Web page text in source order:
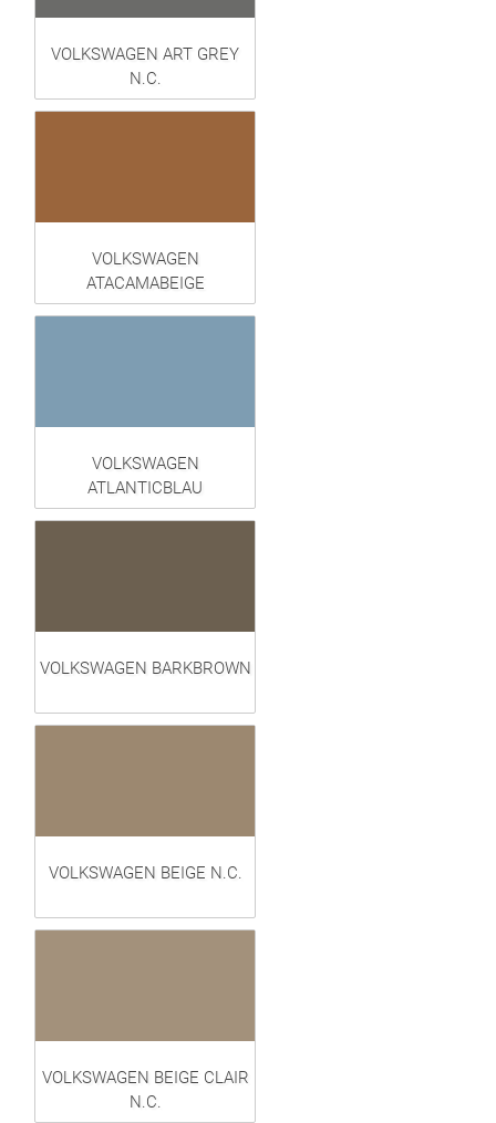
VOLKSWAGEN ART GREY
N.C.
VOLKSWAGEN
ATACAMABEIGE
VOLKSWAGEN
ATLANTICBLAU
VOLKSWAGEN BARKBROWN
VOLKSWAGEN BEIGE N.C.
VOLKSWAGEN BEIGE CLAIR
N.C.